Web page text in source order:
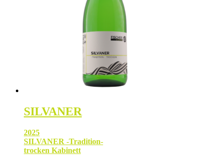
SILVANER
2025
SILVANER -Tradition-
trocken Kabinett